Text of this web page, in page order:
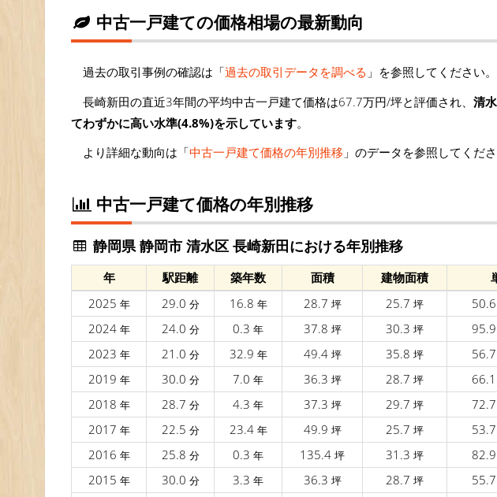
中古一戸建ての価格相場の最新動向
過去の取引事例の確認は「過去の取引データを調べる 」を参照してください。
長崎新田の直近3年間の平均中古一戸建て価格は67.7万円/坪と評価され、 清
てわずかに高い水準(4.8%)を示しています。
より詳細な動向は「中古一戸建て価格の年別推移 」のデータを参照してくださ
中古一戸建て価格の年別推移
静岡県 静岡市 清水区 長崎新田における年別推移
年 駅距離 築年数 面積 建物面積
2025 年 29.0 分 16.8 年 28.7 坪 25.7 坪 50.6
2024 年 24.0 分 0.3 年 37.8 坪 30.3 坪 95.9
2023 年 21.0 分 32.9 年 49.4 坪 35.8 坪 56.7
2019 年 30.0 分 7.0 年 36.3 坪 28.7 坪 66.1
2018 年 28.7 分 4.3 年 37.3 坪 29.7 坪 72.7
2017 年 22.5 分 23.4 年 49.9 坪 25.7 坪 53.7
2016 年 25.8 分 0.3 年 135.4 坪 31.3 坪 82.9
2015 年 30.0 分 3.3 年 36.3 坪 28.7 坪 55.7